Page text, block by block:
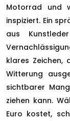
Motorrad und
inspiziert. Ein
aus
klares
Witterung
sichtbarer
ziehen kann.
Euro kostet,